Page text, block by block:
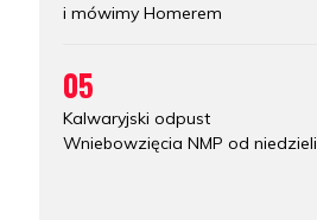
i mówimy Homerem
05
Kalwaryjski odpust
Wniebowzięcia NMP od niedzieli